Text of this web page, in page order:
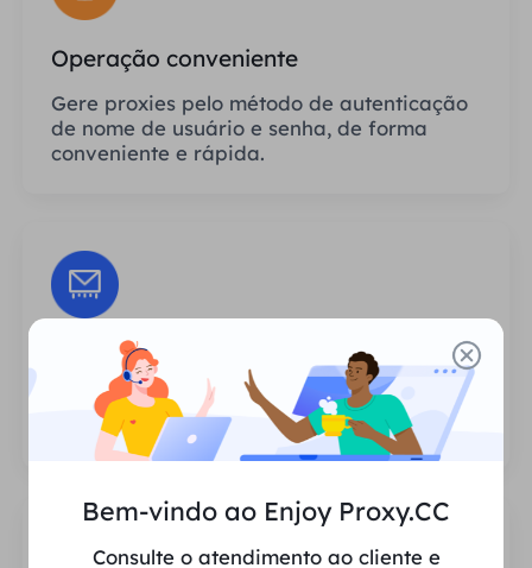
Operação conveniente
Gere proxies pelo método de autenticação
de nome de usuário e senha, de forma
conveniente e rápida.
Sessões Ilimitadas
Não há limite para o número de usos ou
frequências de invocação dos proxies.
Bem-vindo ao Enjoy Proxy.CC
Consulte o atendimento ao cliente e